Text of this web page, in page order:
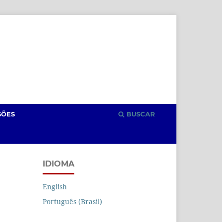
BUSCAR
IDIOMA
English
Português (Brasil)